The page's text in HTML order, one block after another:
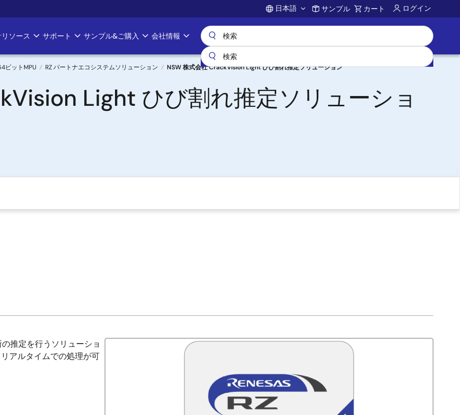
Account
日本語 サンプル カート ログイン
ソース サポート サンプル&ご購入 会社情報
ビットMPU RZ パートナエコシステムソリューション NSW 株式会社 CrackVision Light ひび割れ推定ソリューション
Light ひび割れ推定ソリューショ
推定を行うソリューショ
アルタイムでの処理が可